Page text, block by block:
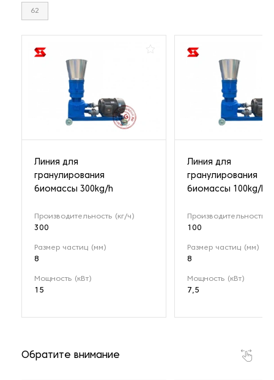
62
Линия для
гранулирования
биомассы 300kg/h
Производительность (кг/ч)
300
Размер частиц (мм)
8
Мощность (кВт)
15
Линия для
гранулирования
биомассы 100kg/h
Производительность
100
Размер частиц (мм)
8
Мощность (кВт)
7,5
Обратите внимание